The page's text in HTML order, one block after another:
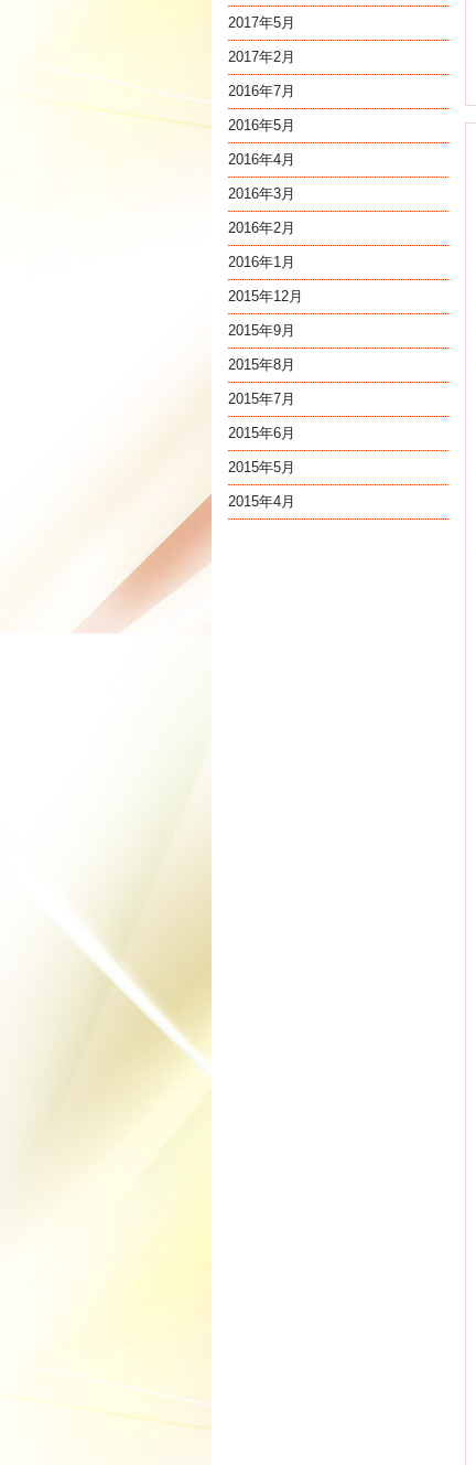
2017年5月
2017年2月
2016年7月
2016年5月
2016年4月
2016年3月
2016年2月
2016年1月
2015年12月
2015年9月
2015年8月
2015年7月
2015年6月
2015年5月
2015年4月